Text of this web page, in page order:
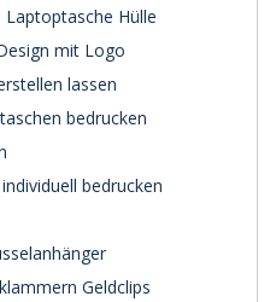
Hülle
mit Logo
lassen
bedrucken
bedrucken
Geldclips